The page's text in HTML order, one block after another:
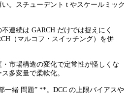
。スチューデント t やスケールミック
連続は GARCH だけでは捉えにく
（マルコフ・スイッチング）を併
市場構造の変化で定常性が怪しくな
多変量で柔軟化。
一緒 問題” **。DCC の上限バイアスや